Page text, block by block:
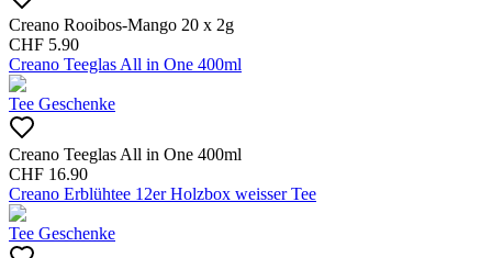
Creano Rooibos-Mango 20 x 2g
CHF 5.90
Creano Teeglas All in One 400ml
Tee Geschenke
Creano Teeglas All in One 400ml
CHF 16.90
Creano Erblühtee 12er Holzbox weisser Tee
Tee Geschenke